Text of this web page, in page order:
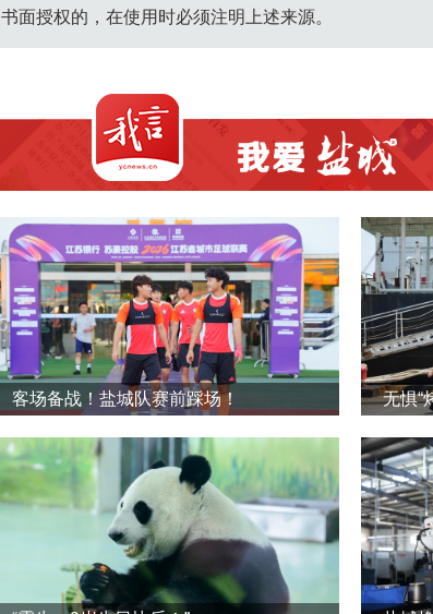
书面授权的，在使用时必须注明上述来源。
客场备战！盐城队赛前踩场！ 无惧“